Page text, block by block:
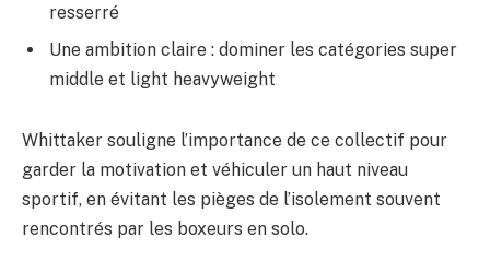
resserré
Une ambition claire : dominer les catégories super
middle et light heavyweight
Whittaker souligne l’importance de ce collectif pour
garder la motivation et véhiculer un haut niveau
sportif, en évitant les pièges de l’isolement souvent
rencontrés par les boxeurs en solo.